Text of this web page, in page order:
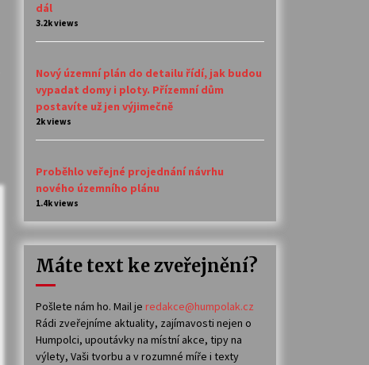
dál
3.2k views
Nový územní plán do detailu řídí, jak budou
vypadat domy i ploty. Přízemní dům
postavíte už jen výjimečně
2k views
Proběhlo veřejné projednání návrhu
nového územního plánu
1.4k views
Máte text ke zveřejnění?
Pošlete nám ho. Mail je redakce@humpolak.cz
Rádi zveřejníme aktuality, zajímavosti nejen o
Humpolci, upoutávky na místní akce, tipy na
výlety, Vaši tvorbu a v rozumné míře i texty